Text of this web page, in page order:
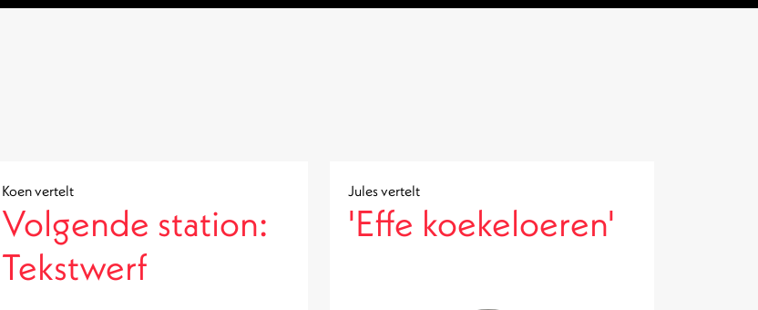
Koen vertelt
Volgende station:
Tekstwerf
Jules vertelt
'Effe koekeloeren'